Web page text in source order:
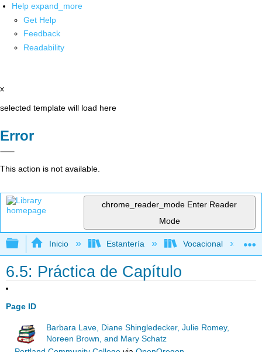
Help expand_more
Get Help
Feedback
Readability
x
selected template will load here
Error
This action is not available.
chrome_reader_mode Enter Reader
Mode
Expandir/contraer jerarquía global
Inicio Estantería Vocacional
6.5: Práctica de Capítulo
Page ID
Barbara Lave, Diane Shingledecker, Julie Romey,
Noreen Brown, and Mary Schatz